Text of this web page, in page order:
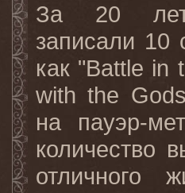
За 20 лет
записали 10
как "Battle in
with the
на пауэр-
количество
отличного